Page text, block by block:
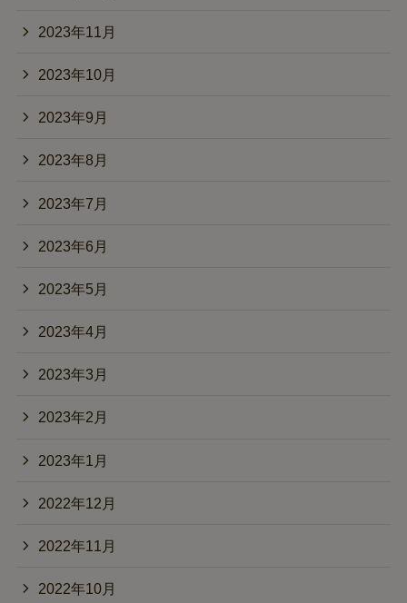
2023年11月
2023年10月
2023年9月
2023年8月
2023年7月
2023年6月
2023年5月
2023年4月
2023年3月
2023年2月
2023年1月
2022年12月
2022年11月
2022年10月